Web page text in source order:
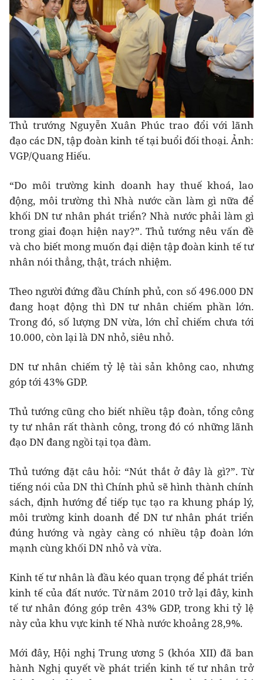
Thủ trướng Nguyễn Xuân Phúc trao đổi với lãnh
đạo các DN, tập đoàn kinh tế tại buổi đối thoại. Ảnh:
VGP/Quang Hiếu.
“Do môi trường kinh doanh hay thuế khoá, lao
động, môi trường thì Nhà nước cần làm gì nữa để
khối DN tư nhân phát triển? Nhà nước phải làm gì
trong giai đoạn hiện nay?”. Thủ tướng nêu vấn đề
và cho biết mong muốn đại diện tập đoàn kinh tế tư
nhân nói thẳng, thật, trách nhiệm.
Theo người đứng đầu Chính phủ, con số 496.000 DN
đang hoạt động thì DN tư nhân chiếm phần lớn.
Trong đó, số lượng DN vừa, lớn chỉ chiếm chưa tới
10.000, còn lại là DN nhỏ, siêu nhỏ.
DN tư nhân chiếm tỷ lệ tài sản không cao, nhưng
góp tới 43% GDP.
Thủ tướng cũng cho biết nhiều tập đoàn, tổng công
ty tư nhân rất thành công, trong đó có những lãnh
đạo DN đang ngồi tại tọa đàm.
Thủ tướng đặt câu hỏi: “Nút thắt ở đây là gì?”. Từ
tiếng nói của DN thì Chính phủ sẽ hình thành chính
sách, định hướng để tiếp tục tạo ra khung pháp lý,
môi trường kinh doanh để DN tư nhân phát triển
đúng hướng và ngày càng có nhiều tập đoàn lớn
mạnh cùng khối DN nhỏ và vừa.
Kinh tế tư nhân là đầu kéo quan trọng để phát triển
kinh tế của đất nước. Từ năm 2010 trở lại đây, kinh
tế tư nhân đóng góp trên 43% GDP, trong khi tỷ lệ
này của khu vực kinh tế Nhà nước khoảng 28,9%.
Mới đây, Hội nghị Trung ương 5 (khóa XII) đã ban
hành Nghị quyết về phát triển kinh tế tư nhân trở